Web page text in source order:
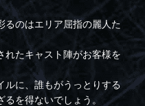
るのはエリア屈指の麗人た
れたキャスト陣がお客様を
ルに、誰もがうっとりする
を得ないでしょう。